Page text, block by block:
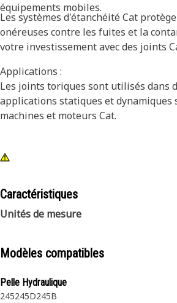
équipements mobiles.
Les systèmes d'étanchéité Cat
onéreuses contre les fuites et la
votre investissement avec des joints
Applications :
Les joints toriques sont utilisés dans
applications statiques et dynamiques
machines et moteurs Cat.
Caractéristiques
Unités de mesure
Modèles compatibles
Pelle Hydraulique
245245D245B